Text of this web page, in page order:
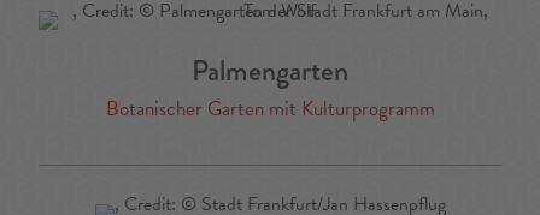
Palmengarten
Botanischer Garten mit Kulturprogramm